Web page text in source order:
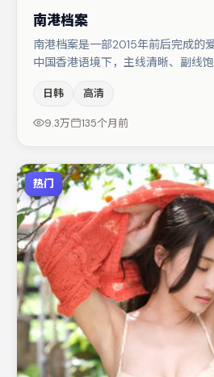
南港档案
南港档案是一部2015年前后完成的
中国香港语境下，主线清晰、副线
当。主演阵容包括马丽、大鹏、刘
应，适合喜欢抠台词与伏笔的观众
日韩 高清
9.3万 135个月前
热门